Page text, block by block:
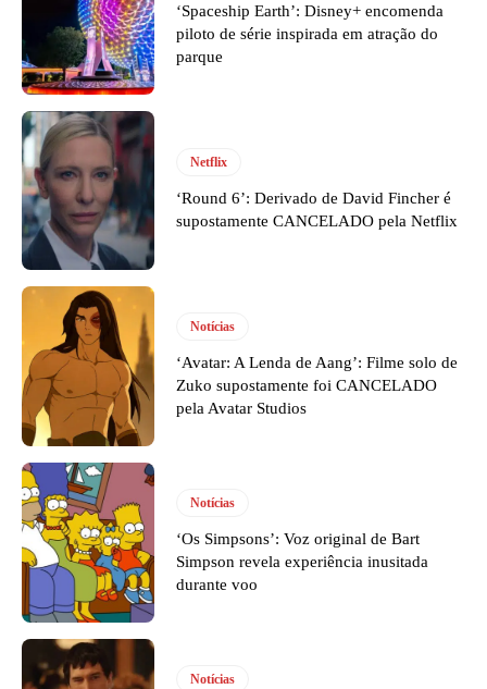
‘Spaceship Earth’: Disney+ encomenda
piloto de série inspirada em atração do
parque
Netflix
‘Round 6’: Derivado de David Fincher é
supostamente CANCELADO pela Netflix
Notícias
‘Avatar: A Lenda de Aang’: Filme solo de
Zuko supostamente foi CANCELADO
pela Avatar Studios
Notícias
‘Os Simpsons’: Voz original de Bart
Simpson revela experiência inusitada
durante voo
Notícias